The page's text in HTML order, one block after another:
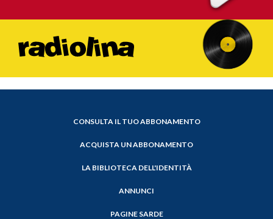
CONSULTA IL TUO ABBONAMENTO
ACQUISTA UN ABBONAMENTO
LA BIBLIOTECA DELL'IDENTITÀ
ANNUNCI
PAGINE SARDE